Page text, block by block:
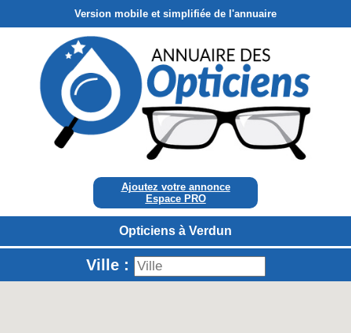
Version mobile et simplifiée de l'annuaire
Ajoutez votre annonce
Espace PRO
Opticiens à Verdun
Ville :